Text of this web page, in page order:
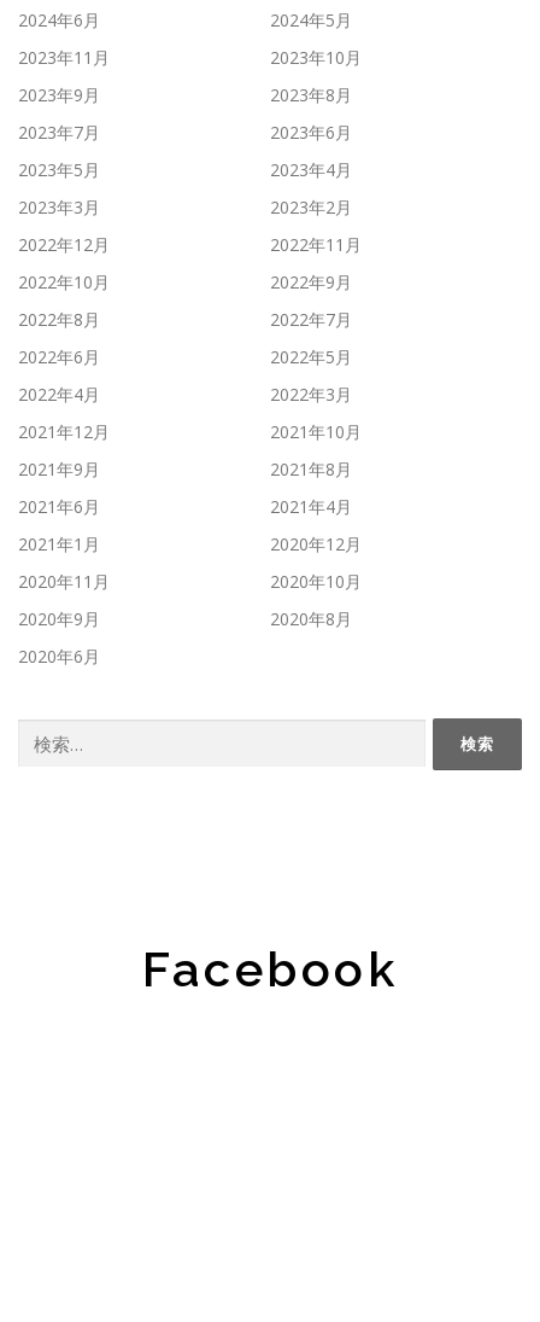
2024年6月
2024年5月
2023年11月
2023年10月
2023年9月
2023年8月
2023年7月
2023年6月
2023年5月
2023年4月
2023年3月
2023年2月
2022年12月
2022年11月
2022年10月
2022年9月
2022年8月
2022年7月
2022年6月
2022年5月
2022年4月
2022年3月
2021年12月
2021年10月
2021年9月
2021年8月
2021年6月
2021年4月
2021年1月
2020年12月
2020年11月
2020年10月
2020年9月
2020年8月
2020年6月
索:
Facebook